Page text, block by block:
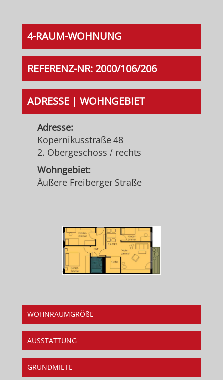
4-RAUM-WOHNUNG
REFERENZ-NR: 2000/106/206
ADRESSE | WOHNGEBIET
Adresse:
Kopernikusstraße 48
2. Obergeschoss / rechts
Wohngebiet:
Äußere Freiberger Straße
WOHNRAUMGRÖßE
AUSSTATTUNG
GRUNDMIETE